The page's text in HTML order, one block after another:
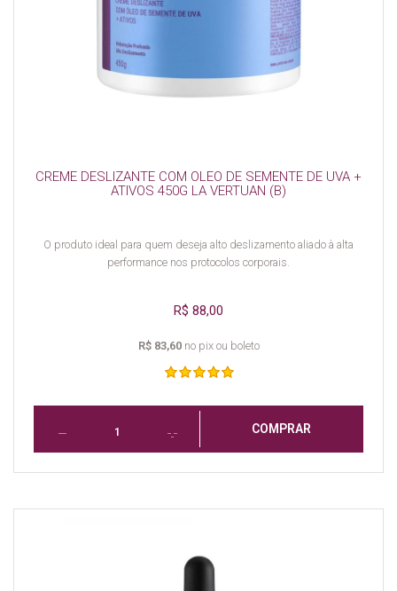
CREME DESLIZANTE COM OLEO DE SEMENTE DE UVA +
ATIVOS 450G LA VERTUAN (B)
O produto ideal para quem deseja alto deslizamento aliado à alta
performance nos protocolos corporais.
R$ 88,00
R$ 83,60no pix ou boleto
COMPRAR